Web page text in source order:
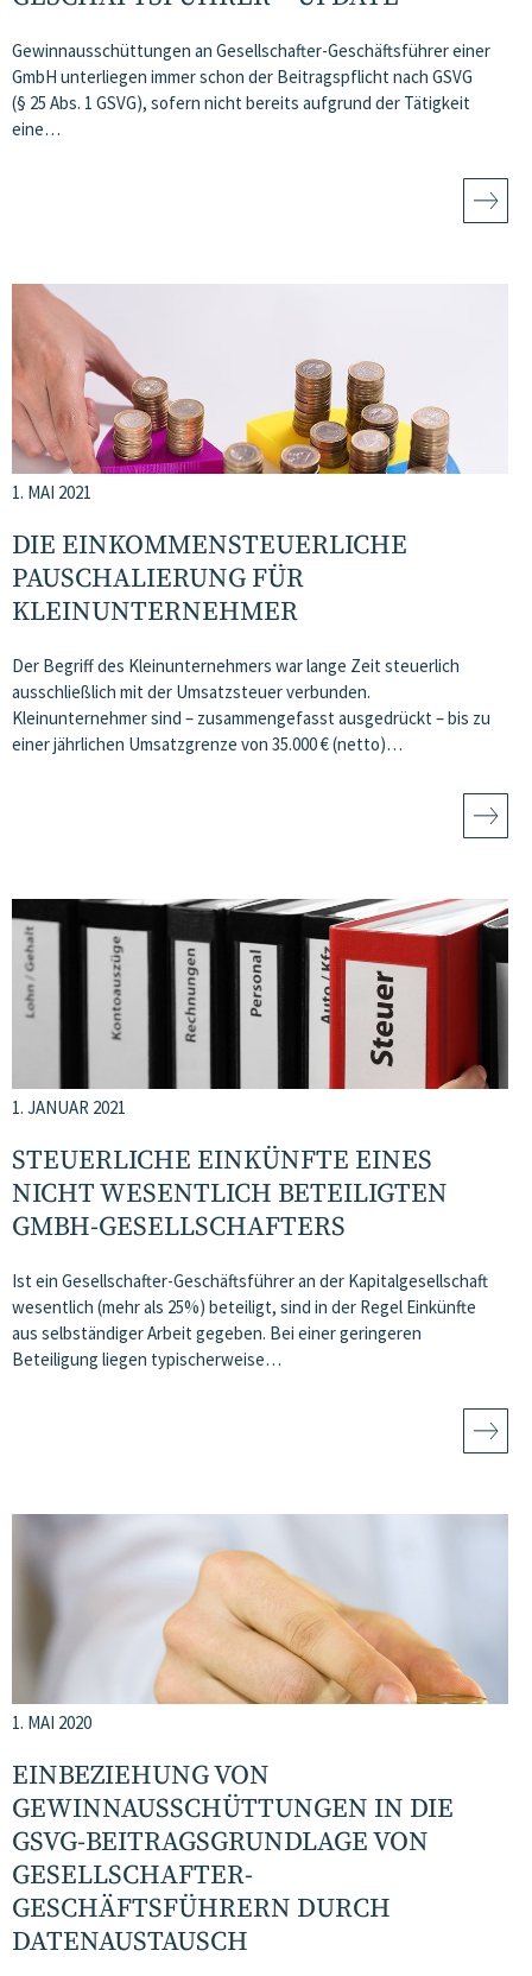
Gewinnausschüttungen an Gesellschafter-Geschäftsführer einer
GmbH unterliegen immer schon der Beitragspflicht nach GSVG
(§ 25 Abs. 1 GSVG), sofern nicht bereits aufgrund der Tätigkeit
eine…
1. MAI 2021
DIE EINKOMMENSTEUERLICHE
PAUSCHALIERUNG FÜR
KLEINUNTERNEHMER
Der Begriff des Kleinunternehmers war lange Zeit steuerlich
ausschließlich mit der Umsatzsteuer verbunden.
Kleinunternehmer sind – zusammengefasst ausgedrückt – bis zu
einer jährlichen Umsatzgrenze von 35.000 € (netto)…
1. JANUAR 2021
STEUERLICHE EINKÜNFTE EINES
NICHT WESENTLICH BETEILIGTEN
GMBH-GESELLSCHAFTERS
Ist ein Gesellschafter-Geschäftsführer an der Kapitalgesellschaft
wesentlich (mehr als 25%) beteiligt, sind in der Regel Einkünfte
aus selbständiger Arbeit gegeben. Bei einer geringeren
Beteiligung liegen typischerweise…
1. MAI 2020
EINBEZIEHUNG VON
GEWINNAUSSCHÜTTUNGEN IN DIE
GSVG-BEITRAGSGRUNDLAGE VON
GESELLSCHAFTER-
GESCHÄFTSFÜHRERN DURCH
DATENAUSTAUSCH